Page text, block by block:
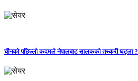
चीनको पछिल्लो कदमले नेपालबाट सालकको तस्करी घट्ला ?